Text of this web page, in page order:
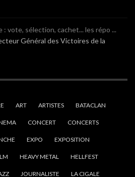
: vote, sélection, cachet... les répo ...
Général des Victoires de la
ART ARTISTES BATACLAN
CONCERT CONCERTS
EXPO EXPOSITION
HEAVY METAL HELLFEST
JOURNALISTE LA CIGALE